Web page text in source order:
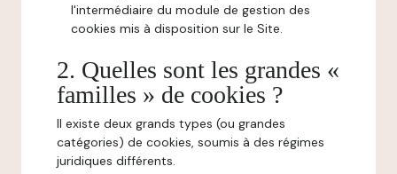
l'intermédiaire du module de gestion des
cookies mis à disposition sur le Site.
2. Quelles sont les grandes «
familles » de cookies ?
Il existe deux grands types (ou grandes
catégories) de cookies, soumis à des régimes
juridiques différents.